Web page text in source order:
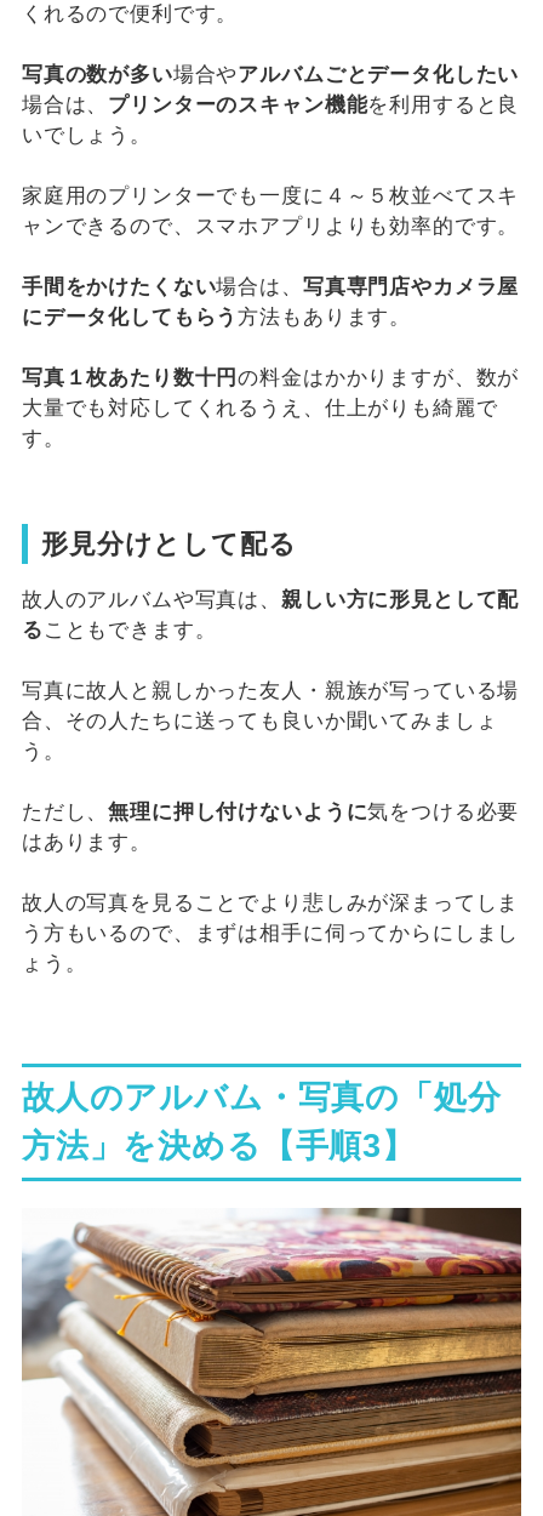
くれるので便利です。
写真の数が多い場合やアルバムごとデータ化したい
場合は、 プリンターのスキャン機能を利用すると良
いでしょう。
家庭用のプリンターでも一度に４～５枚並べてスキ
ャンできるので、スマホアプリよりも効率的です。
手間をかけたくない場合は、 写真専門店やカメラ屋
にデータ化してもらう方法もあります。
写真１枚あたり数十円の料金はかかりますが、数が
大量でも対応してくれるうえ、仕上がりも綺麗で
す。
形見分けとして配る
故人のアルバムや写真は、 親しい方に形見として配
る こともできます。
写真に故人と親しかった友人・親族が写っている場
合、その人たちに送っても良いか聞いてみましょ
う。
ただし、無理に押し付けないように気をつける必要
はあります。
故人の写真を見ることでより悲しみが深まってしま
う方もいるので、まずは相手に伺ってからにしまし
ょう。
故人のアルバム・写真の「処分
方法」を決める【手順3】